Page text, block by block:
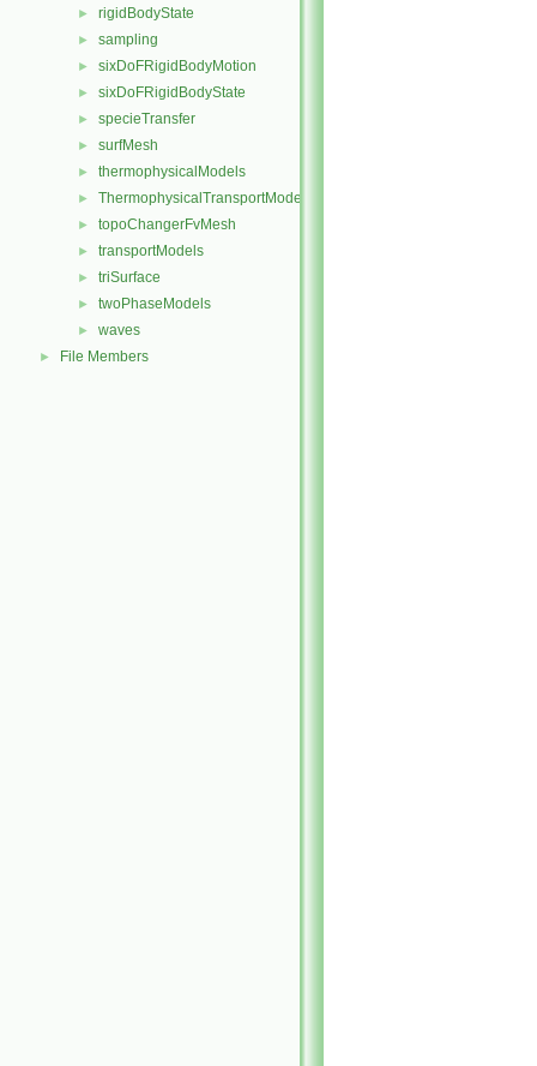
► rigidBodyState
► sampling
► sixDoFRigidBodyMotion
► sixDoFRigidBodyState
► specieTransfer
► surfMesh
► thermophysicalModels
► ThermophysicalTransportModels
► topoChangerFvMesh
► transportModels
► triSurface
► twoPhaseModels
► waves
► File Members